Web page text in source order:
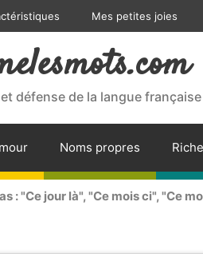
Mes petites joies
défense de la langue française
Noms propres
: "Ce jour là", "Ce mois ci", "Ce